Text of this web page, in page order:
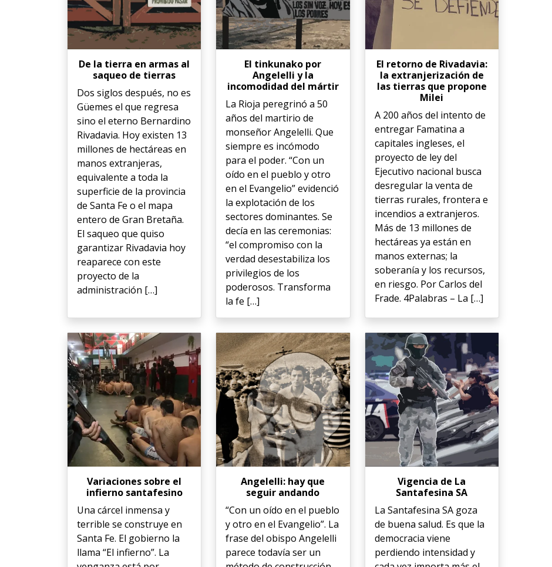
De la tierra en armas al
saqueo de tierras
Dos siglos después, no es
Güemes el que regresa
sino el eterno Bernardino
Rivadavia. Hoy existen 13
millones de hectáreas en
manos extranjeras,
equivalente a toda la
superficie de la provincia
de Santa Fe o el mapa
entero de Gran Bretaña.
El saqueo que quiso
garantizar Rivadavia hoy
reaparece con este
proyecto de la
administración […]
El tinkunako por
Angelelli y la
incomodidad del mártir
La Rioja peregrinó a 50
años del martirio de
monseñor Angelelli. Que
siempre es incómodo
para el poder. “Con un
oído en el pueblo y otro
en el Evangelio” evidenció
la explotación de los
sectores dominantes. Se
decía en las ceremonias:
“el compromiso con la
verdad desestabiliza los
privilegios de los
poderosos. Transforma
la fe […]
El retorno de Rivadavia:
la extranjerización de
las tierras que propone
Milei
A 200 años del intento de
entregar Famatina a
capitales ingleses, el
proyecto de ley del
Ejecutivo nacional busca
desregular la venta de
tierras rurales, frontera e
incendios a extranjeros.
Más de 13 millones de
hectáreas ya están en
manos externas; la
soberanía y los recursos,
en riesgo. Por Carlos del
Frade. 4Palabras – La […]
Variaciones sobre el
infierno santafesino
Una cárcel inmensa y
terrible se construye en
Santa Fe. El gobierno la
llama “El infierno”. La
Angelelli: hay que
seguir andando
“Con un oído en el pueblo
y otro en el Evangelio”. La
frase del obispo Angelelli
parece todavía ser un
Vigencia de La
Santafesina SA
La Santafesina SA goza
de buena salud. Es que la
democracia viene
perdiendo intensidad y